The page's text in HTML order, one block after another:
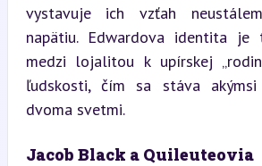
vystavuje ich vzťah
napätiu. Edwardova identita je
medzi lojalitou k upírskej
ľudskosti, čím sa stáva
dvoma svetmi.
Jacob Black a Quileuteovia